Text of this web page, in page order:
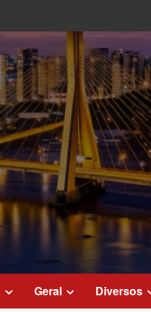
Geral Diversos